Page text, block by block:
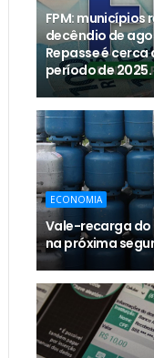
FPM: municípios
decêndio de
Repasse é cerca
período de 2025.
ECONOMIA
Vale-recarga do
na próxima